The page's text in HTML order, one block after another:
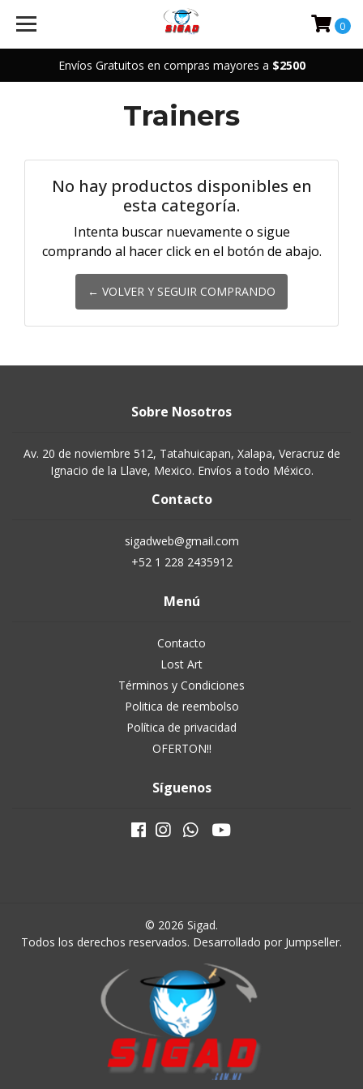
Envíos Gratuitos en compras mayores a $2500
0
Trainers
No hay productos disponibles en
esta categoría.
Intenta buscar nuevamente o sigue
comprando al hacer click en el botón de abajo.
← VOLVER Y SEGUIR COMPRANDO
Sobre Nosotros
Av. 20 de noviembre 512, Tatahuicapan, Xalapa, Veracruz de
Ignacio de la Llave, Mexico. Envíos a todo México.
Contacto
sigadweb@gmail.com
+52 1 228 2435912
Menú
Contacto
Lost Art
Términos y Condiciones
Politica de reembolso
Política de privacidad
OFERTON!!
Síguenos
© 2026 Sigad.
Todos los derechos reservados. Desarrollado por Jumpseller.